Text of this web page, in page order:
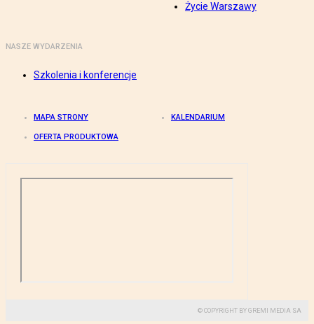
Życie Warszawy
NASZE WYDARZENIA
Szkolenia i konferencje
MAPA STRONY KALENDARIUM
OFERTA PRODUKTOWA
© COPYRIGHT BY GREMI MEDIA SA